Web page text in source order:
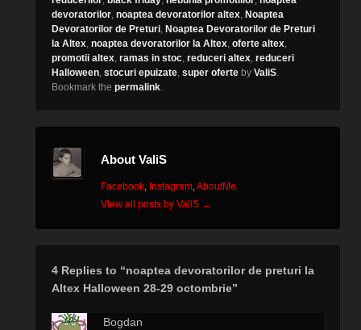
devoratorilor, noaptea devoratorilor altex, Noaptea
Devoratorilor de Preturi, Noaptea Devoratorilor de Preturi
la Altex, noaptea devoratorilor la Altex, oferte altex,
promotii altex, ramas in stoc, reduceri altex, reduceri
Halloween, stocuri epuizate, super oferte by ValiS.
Bookmark the permalink.
About ValiS
Facebook, Instagram,AboutMe
View all posts by ValiS →
4 Replies to “noaptea devoratorilor de preturi la
Altex Halloween 28-29 octombrie”
Bogdan